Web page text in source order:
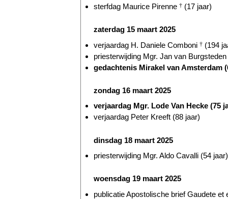
sterfdag Maurice Pirenne † (17 jaar)
zaterdag 15 maart 2025
verjaardag H. Daniele Comboni † (194
priesterwijding Mgr. Jan van
gedachtenis Mirakel van Amsterdam
zondag 16 maart 2025
verjaardag Mgr. Lode Van Hecke (75
verjaardag Peter Kreeft (88 jaar)
dinsdag 18 maart 2025
priesterwijding Mgr. Aldo Cavalli (54 jaar)
woensdag 19 maart 2025
publicatie Apostolische brief Gaudete et